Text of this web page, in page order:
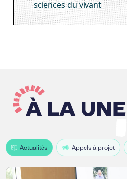
sciences du vivant
À LA UNE
Actualités Appels à projet
Image